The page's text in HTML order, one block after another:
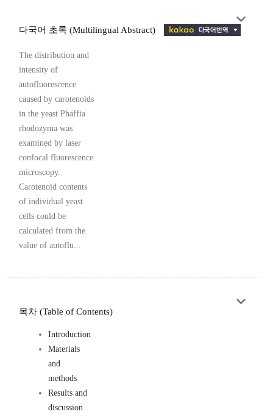
다국어 초록 (Multilingual Abstract)
The distribution and
intensity of
autofluorescence
caused by carotenoids
in the yeast Phaffia
rhodozyma was
examined by laser
confocal fluorescence
microscopy.
Carotenoid contents
of individual yeast
cells could be
calculated from the
value of autoflu...
목차 (Table of Contents)
Introduction
Materials
and
methods
Results and
discussion